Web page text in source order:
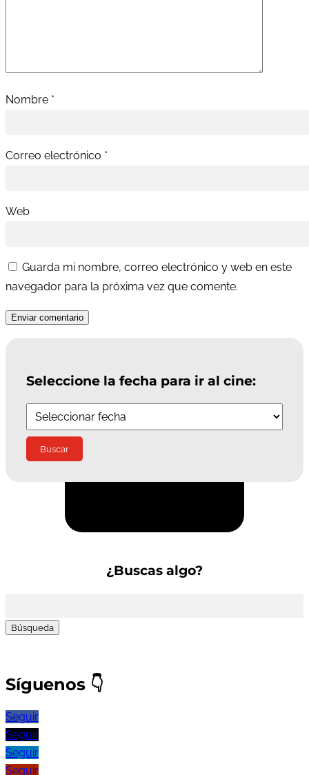
Nombre *
Correo electrónico *
Web
Guarda mi nombre, correo electrónico y web en este
navegador para la próxima vez que comente.
Enviar comentario
Seleccione la fecha para ir al cine:
¿Buscas algo?
Síguenos 👇
Seguir
Seguir
Seguir
Seguir